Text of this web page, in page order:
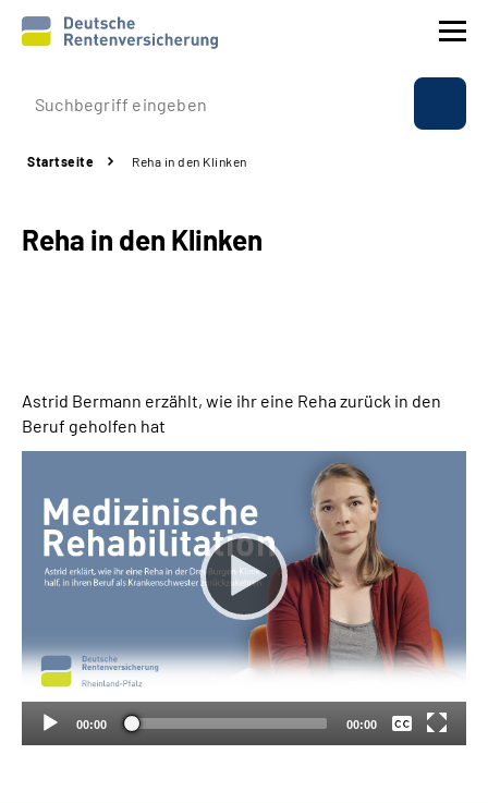
Prävention
Rente
Über uns & Presse
Suche
Inhalte in Gebärdensprache (DGS)
Leichte Sprache
Startseite Reha in den Klinken
Reha in den Klinken
Astrid Bermann erzählt, wie ihr eine Reha zurück in den
Beruf geholfen hat
00:00 00:00
Keine